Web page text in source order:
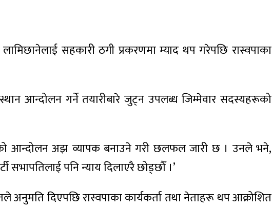
लामिछानेलाई सहकारी ठगी प्रकरणमा म्याद थप गरेपछि रास्वपाका
आन्दोलन गर्ने तयारीबारे जुट्न उपलब्ध जिम्मेवार सदस्यहरूको
आन्दोलन अझ व्यापक बनाउने गरी छलफल जारी छ । उनले भने,
सभापतिलाई पनि न्याय दिलाएरै छोड्छौँ ।’
अनुमति दिएपछि रास्वपाका कार्यकर्ता तथा नेताहरू थप आक्रोशित